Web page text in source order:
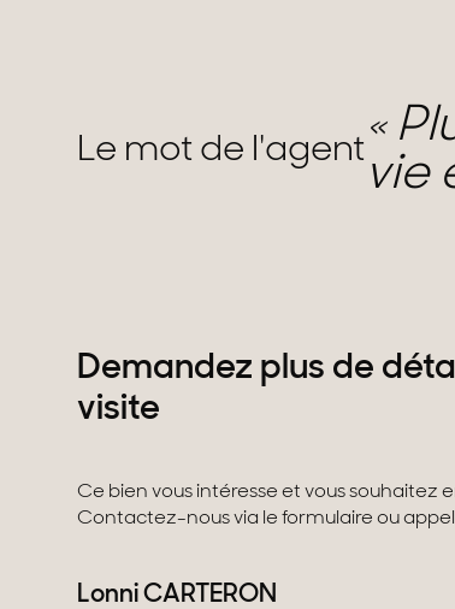
Le mot de l'agent
vie
Demandez plus de
visite
Ce bien vous intéresse et vous souhaitez
Contactez-nous via le formulaire ou
Lonni CARTERON